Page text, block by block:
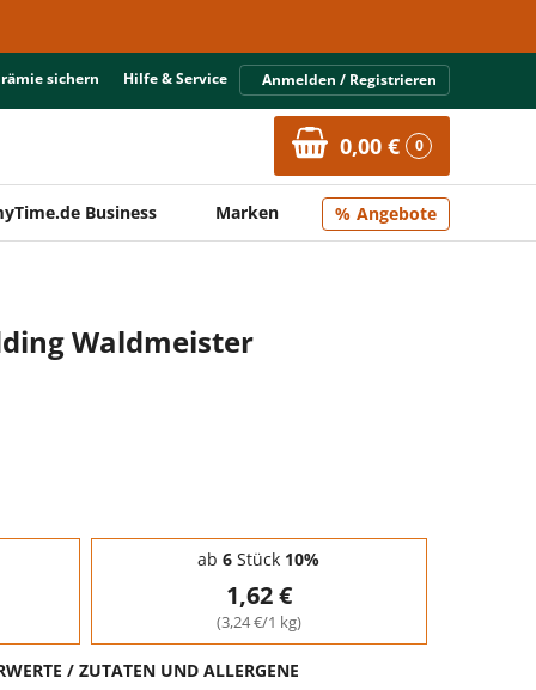
sichern Hilfe & Service Anmelden / Registrieren
0,00 € 0
Business Marken Angebote
Waldmeister
ab 6 Stück 10%
1,62 €
(3,24 €/1 kg)
/ ZUTATEN UND ALLERGENE